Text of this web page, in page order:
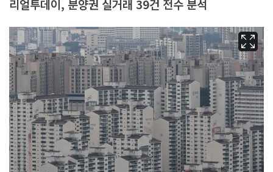
리얼투데이, 분양권 실거래 39건 전수 분석